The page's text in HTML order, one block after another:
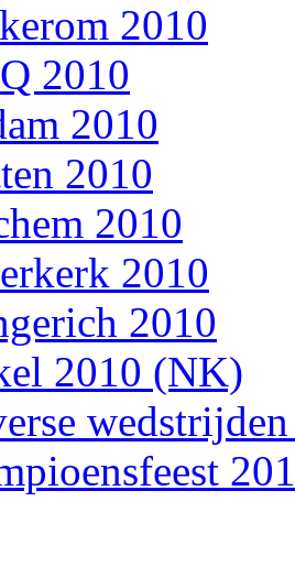
2010
2010
2010
2010
2010
2010
2010
2010 (NK)